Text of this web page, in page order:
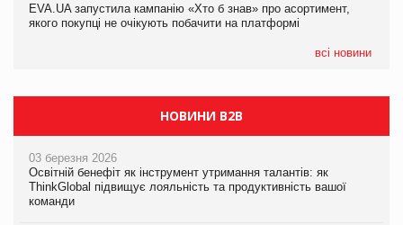
EVA.UA запустила кампанію «Хто б знав» про асортимент,
якого покупці не очікують побачити на платформі
всі новини
05.08.2026
Мережа супермаркетів VARUS купує мережу магазинів
НОВИНИ B2B
03 березня 2026
Освітній бенефіт як інструмент утримання талантів: як
ThinkGlobal підвищує лояльність та продуктивність вашої
команди